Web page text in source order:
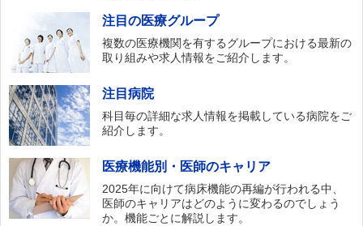
注目の医療グループ
複数の医療機関を有するグループにおける最新の
取り組みや求人情報をご紹介します。
注目病院
科目毎の詳細な求人情報を掲載している病院をご
紹介します。
医療機能別・医師のキャリア
2025年に向けて病床機能の再編が行われる中、
医師のキャリアはどのように変わるのでしょう
か。機能ごとに解説します。